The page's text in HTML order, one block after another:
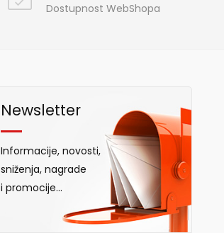
Dostupnost WebShopa
Newsletter
Informacije, novosti,
sniženja, nagrade
i promocije...